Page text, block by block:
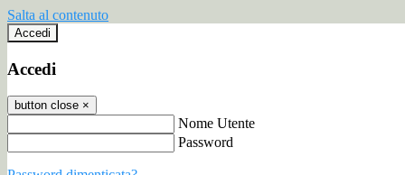
Salta al contenuto
Accedi
Accedi
button close ×
Nome Utente
Password